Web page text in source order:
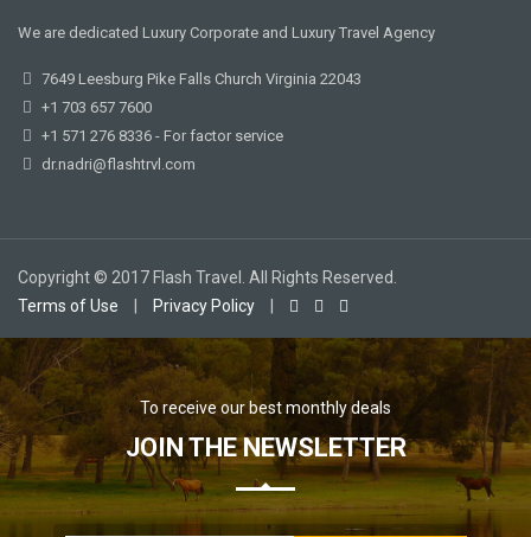
We are dedicated Luxury Corporate and Luxury Travel Agency
7649 Leesburg Pike Falls Church Virginia 22043
+1 703 657 7600
+1 571 276 8336 - For factor service
dr.nadri@flashtrvl.com
Copyright © 2017 Flash Travel. All Rights Reserved.
Terms of Use
Privacy Policy
To receive our best monthly deals
JOIN THE NEWSLETTER